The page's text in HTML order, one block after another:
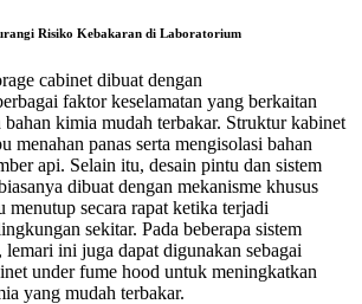
Risiko Kebakaran di Laboratorium
cabinet dibuat dengan
faktor keselamatan yang berkaitan
bahan kimia mudah terbakar. Struktur kabinet
menahan panas serta mengisolasi bahan
api. Selain itu, desain pintu dan sistem
dibuat dengan mekanisme khusus
menutup secara rapat ketika terjadi
sekitar. Pada beberapa sistem
ini juga dapat digunakan sebagai
under fume hood untuk meningkatkan
yang mudah terbakar.